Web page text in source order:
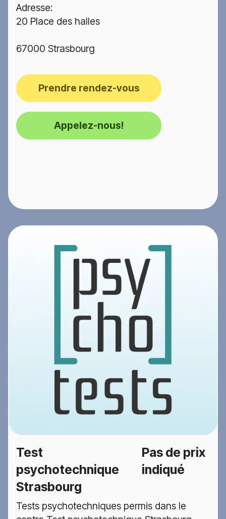
Adresse:
20 Place des halles
67000 Strasbourg
Prendre rendez-vous
Appelez-nous!
Test
psychotechnique
Strasbourg
Pas de prix
indiqué
Tests psychotechniques permis dans le